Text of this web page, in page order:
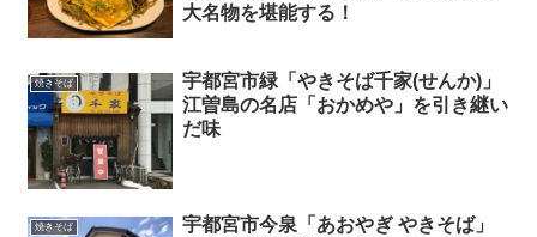
大名物を堪能する！
焼きそば
宇都宮市緑「やきそば千家(せんか)」
江曽島の名店「おかめや」を引き継い
だ味
焼きそば
宇都宮市今泉「あおやぎ やきそば」